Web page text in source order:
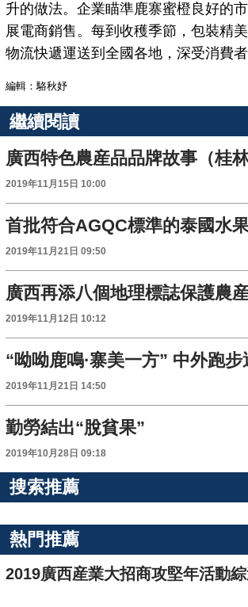
升的做法。企業瞄準鹿寨蜜橙良好的
展電商銷售。每到收穫季節，包裝精
物流快遞運送到全國各地，深受消費者
編輯：駱秋妤
繼續閱讀
2019年11月15日 10:00
首批符合AGQC標準的泰國水
2019年11月21日 09:50
廣西再添八個地理標誌保護農
2019年11月12日 10:12
2019年11月21日 14:50
勤勞結出“脫貧果”
2019年10月28日 09:18
搜索推薦
熱門推薦
2019廣西産業大招商攻堅年活動